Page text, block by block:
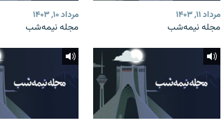
مرداد ۱۱, ۱۴۰۳
مجله نیمه‌شب
مرداد ۱۰, ۱۴۰۳
مجله نیمه‌شب